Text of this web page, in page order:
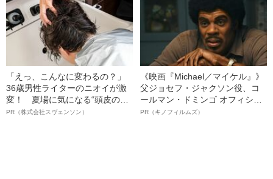
「えっ、こんなに変わるの？」
36歳男性ライターのニオイが激
変！ 夏場に気になる“頭皮のニ
オイ”や“ベタつき”を解消す
PR（株式会社スヴェンソン）
《映画『Michael／マイケル』》
父ジョセフ・ジャクソン役、コ
ールマン・ドミンゴ オフィシャ
ルインタビュー“観客を魅了した
PR（キノフィルムズ）